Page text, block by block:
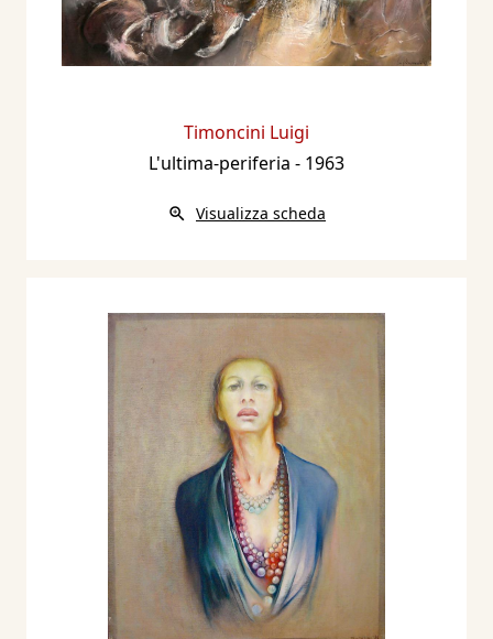
2019 - Catalogo Sartori d’Arte Moderna e
Contemporanea 2020, a cura di Arianna
2020 - Artisti italiani 2021 Catalogo Sartori
d’Arte Moderna e Contemporanea, a cura di
Arianna Sartori, Mantova, Archivio Sartori
Editore, pp. 402/404.
Timoncini Luigi
L'ultima-periferia - 1963
Visualizza scheda